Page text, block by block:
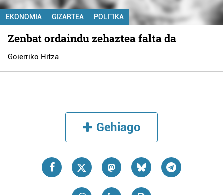
EKONOMIA GIZARTEA POLITIKA
Zenbat ordaindu zehaztea falta da
Goierriko Hitza
Gehiago